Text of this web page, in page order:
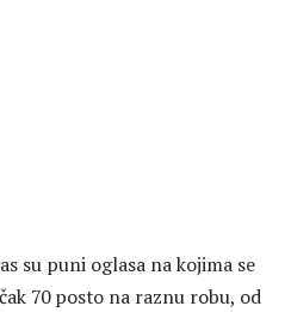
su puni oglasa na kojima se
70 posto na raznu robu, od